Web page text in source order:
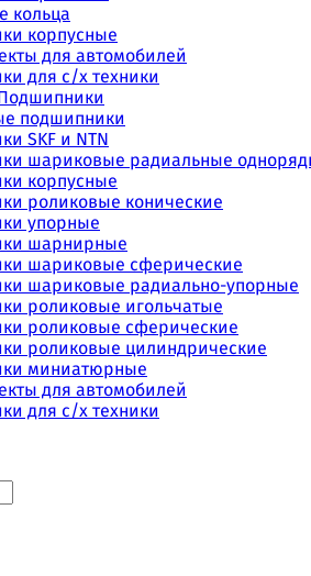
кольца
корпусные
для автомобилей
для с/х техники
подшипники
SKF и NTN
шариковые радиальные
корпусные
роликовые конические
упорные
шарнирные
шариковые сферические
шариковые радиально-упорные
роликовые игольчатые
роликовые сферические
роликовые цилиндрические
миниатюрные
для автомобилей
для с/х техники